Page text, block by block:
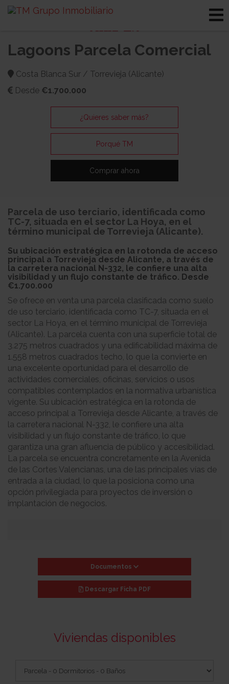
Lagoons Parcela Comercial
Costa Blanca Sur / Torrevieja (Alicante)
Desde €1.700.000
¿Quieres saber más?
Porqué TM
Comprar ahora
Parcela de uso terciario, identificada como
TC-7, situada en el sector La Hoya, en el
término municipal de Torrevieja (Alicante).
Su ubicación estratégica en la rotonda de acceso
principal a Torrevieja desde Alicante, a través de
la carretera nacional N-332, le confiere una alta
visibilidad y un flujo constante de tráfico. Desde
€1.700.000
Se ofrece en venta una parcela clasificada como suelo
de uso terciario, identificada como TC-7, situada en el
sector La Hoya, en el término municipal de Torrevieja
(Alicante). La parcela cuenta con una superficie total de
3.275 metros cuadrados y una edificabilidad máxima de
1.558 metros cuadrados techo, lo que la convierte en
una excelente oportunidad para el desarrollo de
actividades comerciales, oficinas, servicios o usos
compatibles contemplados en la normativa urbanística
vigente. Su ubicación estratégica en la rotonda de
acceso principal a Torrevieja desde Alicante, a través de
la carretera nacional N-332, le confiere una alta
visibilidad y un flujo constante de tráfico, lo que
garantiza una gran afluencia de público y accesibilidad.
La parcela se encuentra concretamente en la Avenida
de las Cortes Valencianas, una de las principales vías de
entrada a la ciudad, lo que la posiciona como una
opción privilegiada para proyectos de inversión o
implantación de negocios.
Documentos
Descargar Ficha PDF
Viviendas disponibles